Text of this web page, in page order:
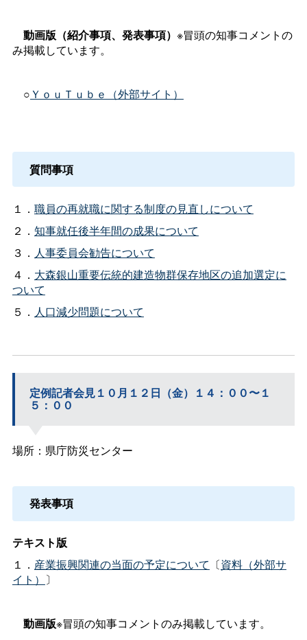
動画版（紹介事項、発表事項） ※冒頭の知事コメントの
み掲載しています。
○ＹｏｕＴｕｂｅ（外部サイト）
質問事項
１． 職員の再就職に関する制度の見直しについて
２． 知事就任後半年間の成果について
３． 人事委員会勧告について
４． 大森銀山重要伝統的建造物群保存地区の追加選定に
ついて
５． 人口減少問題について
定例記者会見１０月１２日（金）１４：００〜１
５：００
場所：県庁防災センター
発表事項
テキスト版
１． 産業振興関連の当面の予定について 〔資料（外部サ
イト） 〕
動画版※冒頭の知事コメントのみ掲載しています。